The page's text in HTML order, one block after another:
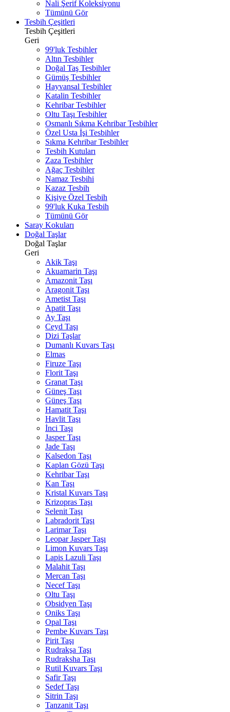
Nali Şerif Koleksiyonu
Tümünü Gör
Tesbih Çeşitleri
Tesbih Çeşitleri
Geri
99'luk Tesbihler
Altın Tesbihler
Doğal Taş Tesbihler
Gümüş Tesbihler
Hayvansal Tesbihler
Katalin Tesbihler
Kehribar Tesbihler
Oltu Taşı Tesbihler
Osmanlı Sıkma Kehribar Tesbihler
Özel Usta İşi Tesbihler
Sıkma Kehribar Tesbihler
Tesbih Kutuları
Zaza Tesbihler
Ağaç Tesbihler
Namaz Tesbihi
Kazaz Tesbih
Kişiye Özel Tesbih
99'luk Kuka Tesbih
Tümünü Gör
Saray Kokuları
Doğal Taşlar
Doğal Taşlar
Geri
Akik Taşı
Akuamarin Taşı
Amazonit Taşı
Aragonit Taşı
Ametist Taşı
Apatit Taşı
Ay Taşı
Ceyd Taşı
Dizi Taşlar
Dumanlı Kuvars Taşı
Elmas
Firuze Taşı
Florit Taşı
Granat Taşı
Güneş Taşı
Güneş Taşı
Hamatit Taşı
Havlit Taşı
İnci Taşı
Jasper Taşı
Jade Taşı
Kalsedon Taşı
Kaplan Gözü Taşı
Kehribar Taşı
Kan Taşı
Kristal Kuvars Taşı
Krizopras Taşı
Selenit Taşı
Labradorit Taşı
Larimar Taşı
Leopar Jasper Taşı
Limon Kuvars Taşı
Lapis Lazuli Taşı
Malahit Taşı
Mercan Taşı
Necef Taşı
Oltu Taşı
Obsidyen Taşı
Oniks Taşı
Opal Taşı
Pembe Kuvars Taşı
Pirit Taşı
Rudrakşa Taşı
Rudraksha Taşı
Rutil Kuvars Taşı
Safir Taşı
Sedef Taşı
Sitrin Taşı
Tanzanit Taşı